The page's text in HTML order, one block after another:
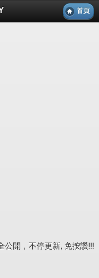
首頁
公開，不停更新, 免按讚!!!